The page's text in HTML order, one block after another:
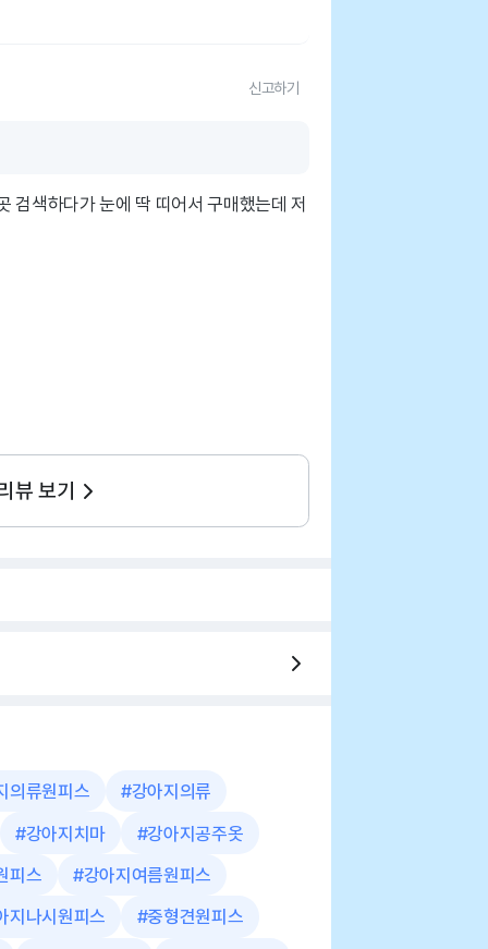
신고하기
검색하다가 눈에 딱 띠어서 구매했는데 저
뷰 보기
의류원피스 #강아지의류
#강아지치마 #강아지공주옷
피스
#강아지여름원피스
지나시원피스
#중형견원피스